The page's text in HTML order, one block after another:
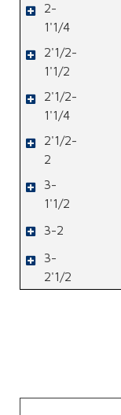
2-
1'1/4
2'1/2-
1'1/2
2'1/2-
1'1/4
2'1/2-
2
3-
1'1/2
3-2
3-
2'1/2